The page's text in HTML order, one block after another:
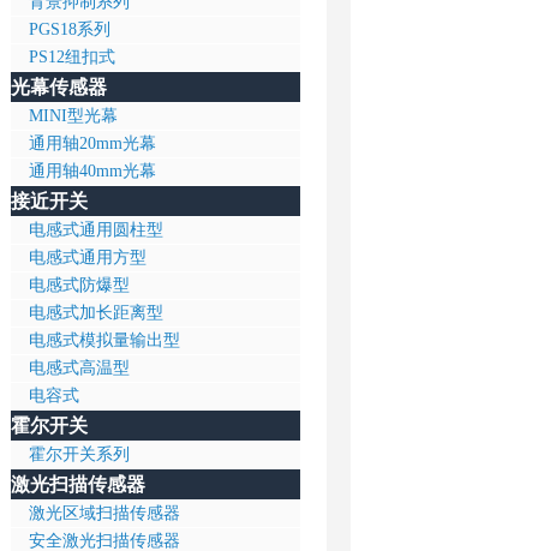
PGS18系列
PS12纽扣式
光幕传感器
MINI型光幕
通用轴20mm光幕
通用轴40mm光幕
接近开关
电感式通用圆柱型
电感式通用方型
电感式防爆型
电感式加长距离型
电感式模拟量输出型
电感式高温型
电容式
霍尔开关
霍尔开关系列
激光扫描传感器
激光区域扫描传感器
安全激光扫描传感器